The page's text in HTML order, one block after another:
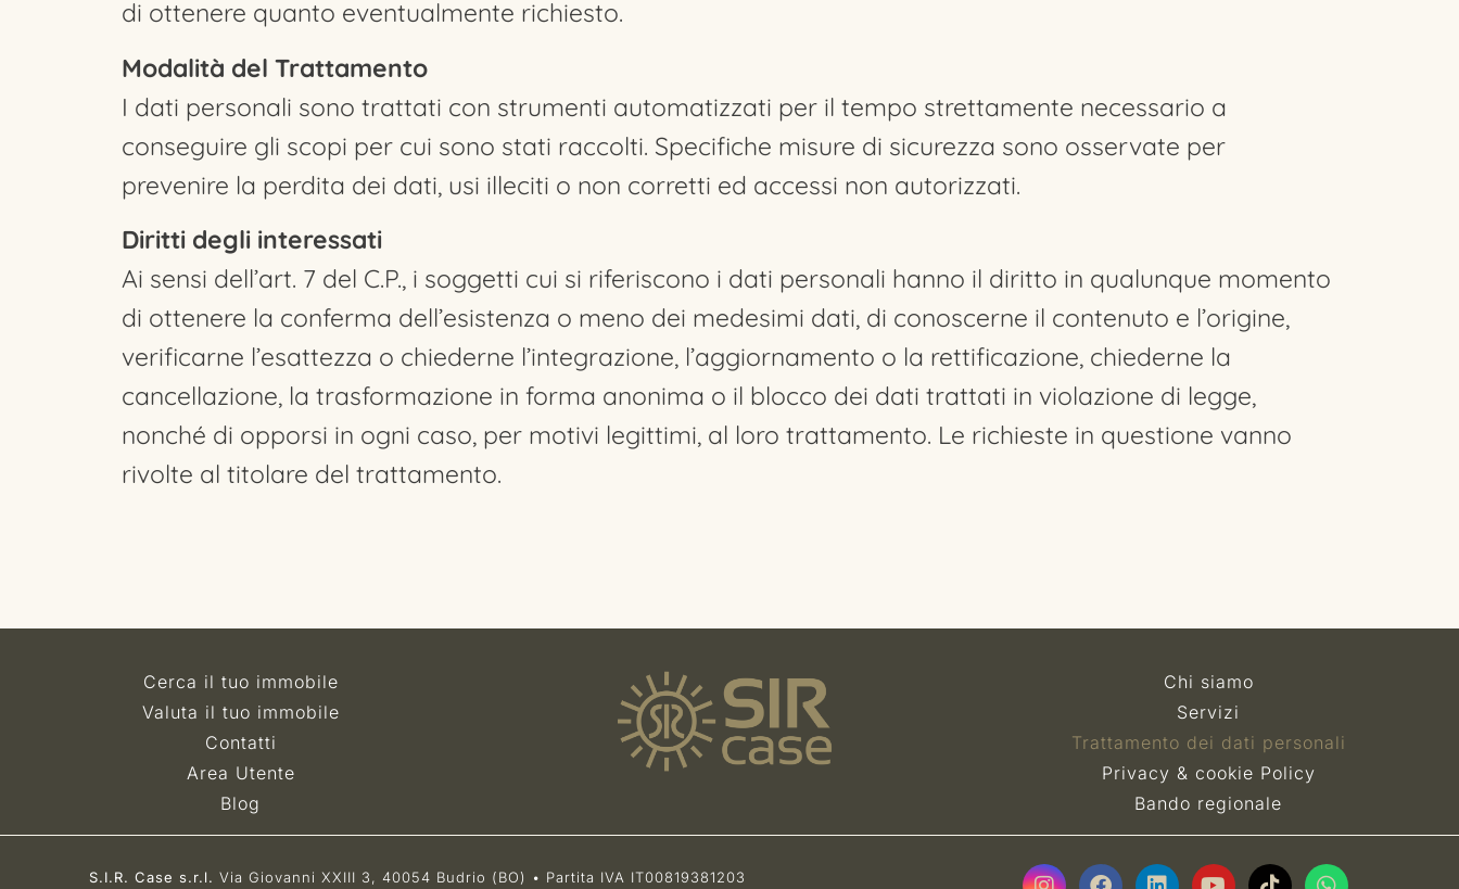
di ottenere quanto eventualmente richiesto.
Modalità del Trattamento
I dati personali sono trattati con strumenti automatizzati per il tempo strettamente necessario a
conseguire gli scopi per cui sono stati raccolti. Specifiche misure di sicurezza sono osservate per
prevenire la perdita dei dati, usi illeciti o non corretti ed accessi non autorizzati.
Diritti degli interessati
Ai sensi dell’art. 7 del C.P., i soggetti cui si riferiscono i dati personali hanno il diritto in qualunque momento
di ottenere la conferma dell’esistenza o meno dei medesimi dati, di conoscerne il contenuto e l’origine,
verificarne l’esattezza o chiederne l’integrazione, l’aggiornamento o la rettificazione, chiederne la
cancellazione, la trasformazione in forma anonima o il blocco dei dati trattati in violazione di legge,
nonché di opporsi in ogni caso, per motivi legittimi, al loro trattamento. Le richieste in questione vanno
rivolte al titolare del trattamento.
Cerca il tuo immobile
Valuta il tuo immobile
Contatti
Area Utente
Blog
Chi siamo
Servizi
Trattamento dei dati personali
Privacy & cookie Policy
Bando regionale
S.I.R. Case s.r.l. Via Giovanni XXIII 3, 40054 Budrio (BO) • Partita IVA IT00819381203